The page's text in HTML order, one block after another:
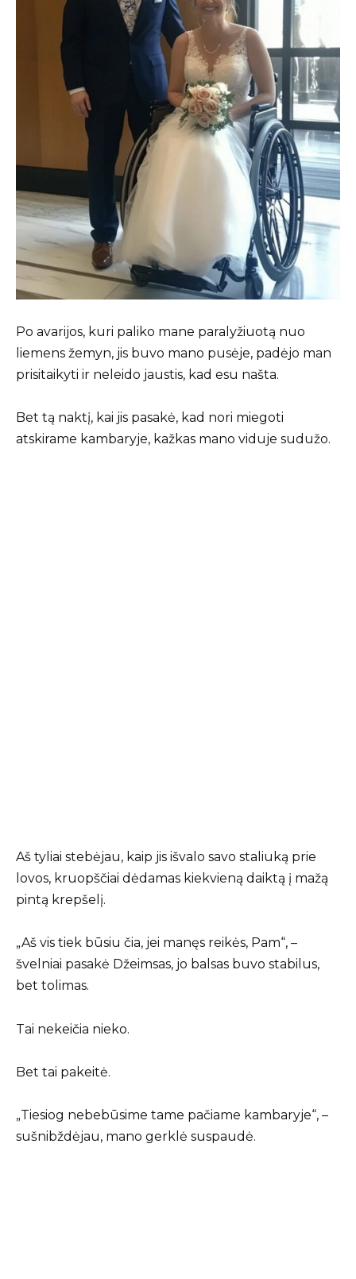
Po avarijos, kuri paliko mane paralyžiuotą nuo
liemens žemyn, jis buvo mano pusėje, padėjo man
prisitaikyti ir neleido jaustis, kad esu našta.
Bet tą naktį, kai jis pasakė, kad nori miegoti
atskirame kambaryje, kažkas mano viduje sudužo.
Aš tyliai stebėjau, kaip jis išvalo savo staliuką prie
lovos, kruopščiai dėdamas kiekvieną daiktą į mažą
pintą krepšelį.
„Aš vis tiek būsiu čia, jei manęs reikės, Pam“, –
švelniai pasakė Džeimsas, jo balsas buvo stabilus,
bet tolimas.
Tai nekeičia nieko.
Bet tai pakeitė.
„Tiesiog nebebūsime tame pačiame kambaryje“, –
sušnibždėjau, mano gerklė suspaudė.